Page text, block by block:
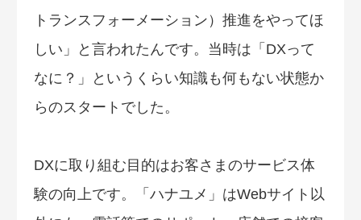
トランスフォーメーション）推進をやってほ
しい」と言われたんです。当時は「DXって
なに？」というくらい知識も何もない状態か
らのスタートでした。
DXに取り組む目的はお客さまのサービス体
験の向上です。「ハナユメ」はWebサイト以